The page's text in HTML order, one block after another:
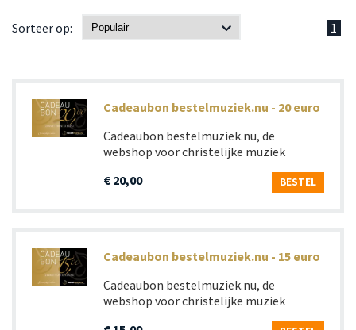
Sorteer op: 1
Cadeaubon bestelmuziek.nu - 20 euro
Cadeaubon bestelmuziek.nu, de
webshop voor christelijke muziek
€ 20,00
BESTEL
Cadeaubon bestelmuziek.nu - 15 euro
Cadeaubon bestelmuziek.nu, de
webshop voor christelijke muziek